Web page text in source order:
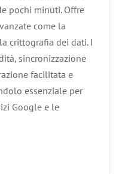
pochi minuti. Offre
come la
crittografia dei dati. I
sincronizzazione
facilitata e
essenziale per
Google e le
un'azienda